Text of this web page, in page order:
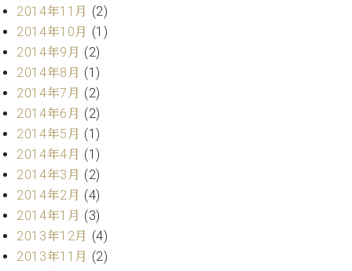
ア
フ
タ
ー
ー
ビ
ス
(調
律)
律
師
紹
2014年11月 (2)
2014年10月 (1)
2014年9月 (2)
2014年8月 (1)
2014年7月 (2)
2014年6月 (2)
2014年5月 (1)
2014年4月 (1)
2014年3月 (2)
2014年2月 (4)
2014年1月 (3)
2013年12月 (4)
2013年11月 (2)